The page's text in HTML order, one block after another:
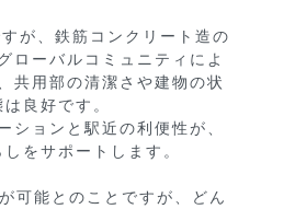
が、鉄筋コンクリート造の
ローバルコミュニティによ
共用部の清潔さや建物の状
は良好です。
ションと駅近の利便性が、
をサポートします。
可能とのことですが、どん